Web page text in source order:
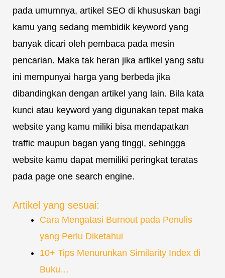
pada umumnya, artikel SEO di khususkan bagi
kamu yang sedang membidik keyword yang
banyak dicari oleh pembaca pada mesin
pencarian. Maka tak heran jika artikel yang satu
ini mempunyai harga yang berbeda jika
dibandingkan dengan artikel yang lain. Bila kata
kunci atau keyword yang digunakan tepat maka
website yang kamu miliki bisa mendapatkan
traffic maupun bagan yang tinggi, sehingga
website kamu dapat memiliki peringkat teratas
pada page one search engine.
Artikel yang sesuai:
Cara Mengatasi Burnout pada Penulis
yang Perlu Diketahui
10+ Tips Menurunkan Similarity Index di
Buku…